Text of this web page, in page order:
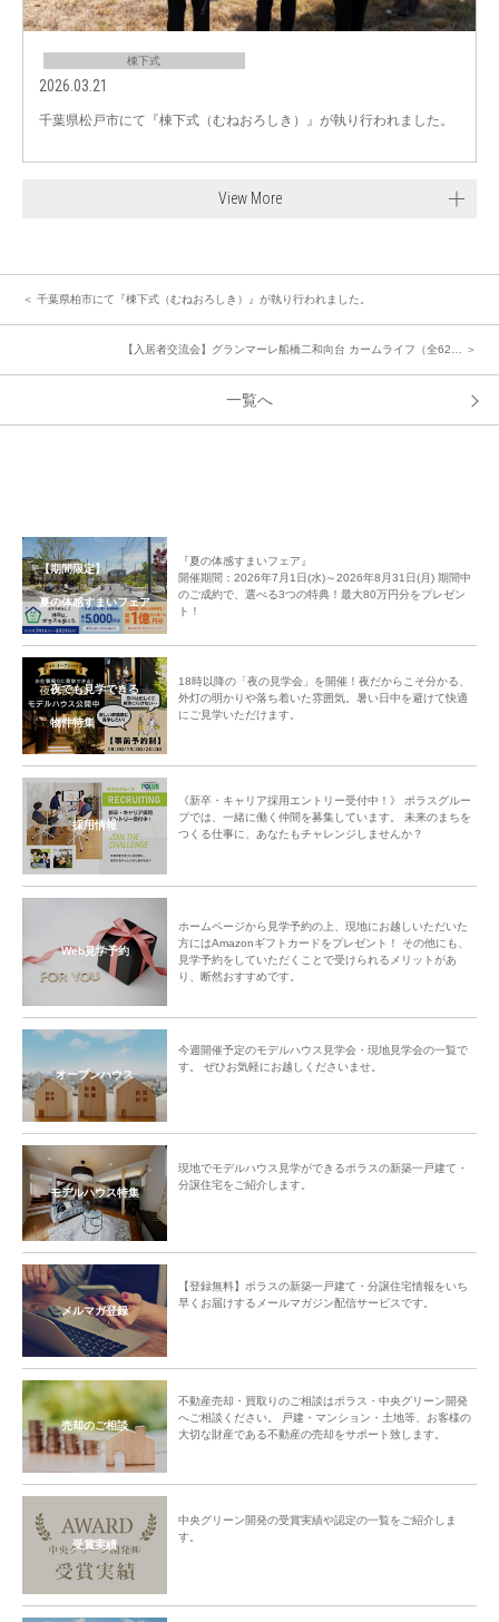
棟下式
2026.03.21
千葉県松戸市にて『棟下式（むねおろしき）』が執り行われました。
View More
＜ 千葉県柏市にて『棟下式（むねおろしき）』が執り行われました。
【入居者交流会】グランマーレ船橋二和向台 カームライフ（全62… ＞
一覧へ
【期間限定】
夏の体感すまいフェア
『夏の体感すまいフェア』
開催期間：2026年7月1日(水)～2026年8月31日(月) 期間中
のご成約で、選べる3つの特典！最大80万円分をプレゼン
ト！
夜でも見学できる
物件特集
18時以降の「夜の見学会」を開催！夜だからこそ分かる、
外灯の明かりや落ち着いた雰囲気。暑い日中を避けて快適
にご見学いただけます。
採用情報
《新卒・キャリア採用エントリー受付中！》 ポラスグルー
プでは、一緒に働く仲間を募集しています。 未来のまちを
つくる仕事に、あなたもチャレンジしませんか？
Web見学予約
ホームページから見学予約の上、現地にお越しいただいた
方にはAmazonギフトカードをプレゼント！ その他にも、
見学予約をしていただくことで受けられるメリットがあ
り、断然おすすめです。
オープンハウス
今週開催予定のモデルハウス見学会・現地見学会の一覧で
す。 ぜひお気軽にお越しくださいませ。
モデルハウス特集
現地でモデルハウス見学ができるポラスの新築一戸建て・
分譲住宅をご紹介します。
メルマガ登録
【登録無料】ポラスの新築一戸建て・分譲住宅情報をいち
早くお届けするメールマガジン配信サービスです。
売却のご相談
不動産売却・買取りのご相談はポラス・中央グリーン開発
へご相談ください。 戸建・マンション・土地等、お客様の
大切な財産である不動産の売却をサポート致します。
受賞実績
中央グリーン開発の受賞実績や認定の一覧をご紹介しま
す。